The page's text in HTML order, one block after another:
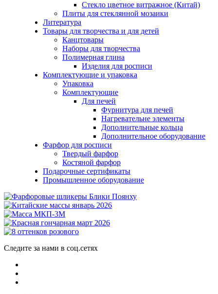
Стекло цветное витражное (Китай)
Плиты для стеклянной мозаики
Литература
Товары для творчества и для детей
Канцтовары
Наборы для творчества
Полимерная глина
Изделия для росписи
Комплектующие и упаковка
Упаковка
Комплектующие
Для печей
Фурнитура для печей
Нагревательне элементы
Дополнительные кольца
Дополнительное оборудование
Фарфор для росписи
Твердый фарфор
Костяной фарфор
Подарочные сертификаты
Промышленное оборудование
Следите за нами в соц.сетях